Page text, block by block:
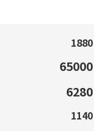
1880
65000
6280
1140